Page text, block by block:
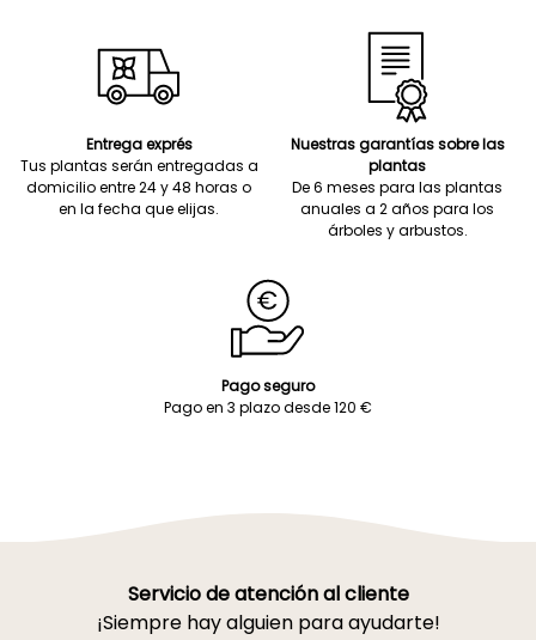
Entrega exprés
Tus plantas serán entregadas a
domicilio entre 24 y 48 horas o
en la fecha que elijas.
Nuestras garantías sobre las
plantas
De 6 meses para las plantas
anuales a 2 años para los
árboles y arbustos.
Pago seguro
Pago en 3 plazo desde 120 €
Servicio de atención al cliente
¡Siempre hay alguien para ayudarte!